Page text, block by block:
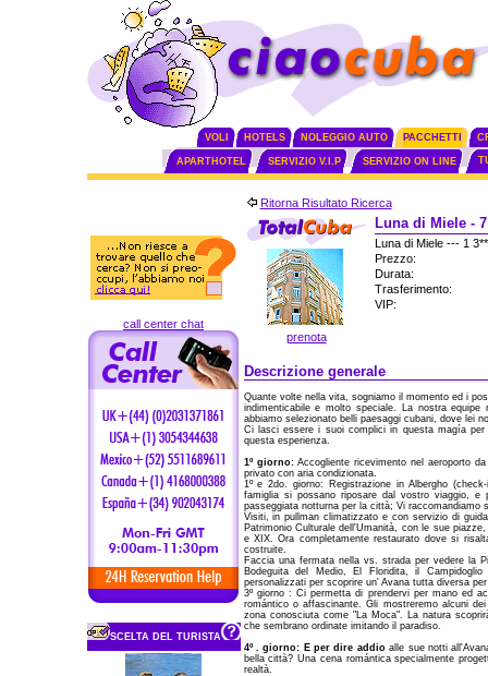
VOLI HOTELS NOLEGGIO AUTO PACCHETTI
APARTHOTEL SERVIZIO V.I.P SERVIZIO ON LINE
call center chat
SCELTA DEL TURISTA
Ritorna Risultato Ricerca
prenota
Luna di Miele -
Luna di Miele --- 1
Prezzo:
Durata:
Trasferimento:
VIP:
Descrizione generale
Quante volte nella vita, sogniamo il momento ed i
indimenticabile e molto speciale. La nostra
abbiamo selezionato belli paesaggi cubani, dove lei
Ci lasci essere i suoi complici in questa magía
questa esperienza.
1º giorno:Accogliente ricevimento nel aeroporto
privato con aria condizionata.
1º e 2do. giorno: Registrazione in Albergho
famiglia si possano riposare dal vostro viaggio, e
passeggiata notturna per la città; Vi raccomandiamo
Visiti, in pullman climatizzato e con servizio di
Patrimonio Culturale dell'Umanità, con le sue
e XIX. Ora completamente restaurato dove si
costruite.
Faccia una fermata nella vs. strada per vedere la
Bodeguita del Medio, El Floridita, il
personalizzati per scoprire un' Avana tutta diversa
3º giorno : Ci permetta di prendervi per mano ed
romántico o affascinante. Gli mostreremo alcuni
zona conosciuta come "La Moca". La natura
che sembrano ordinate imitando il paradiso.
4º . giorno: E per dire addioalle sue notti
bella città? Una cena romántica specialmente
realtà.